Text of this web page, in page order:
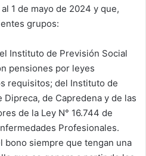
1 de mayo de 2024 y que,
grupos:
Instituto de Previsión Social
pensiones por leyes
requisitos; del Instituto de
Dipreca, de Capredena y de las
de la Ley N° 16.744 de
Profesionales.
bono siempre que tengan una